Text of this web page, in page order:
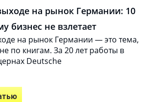
на рынок Германии: 10
бизнес не взлетает
на рынок Германии — это тема,
по книгам. За 20 лет работы в
Deutsche